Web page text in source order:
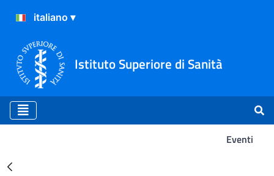
Istituto Superiore di Sanità
Eventi